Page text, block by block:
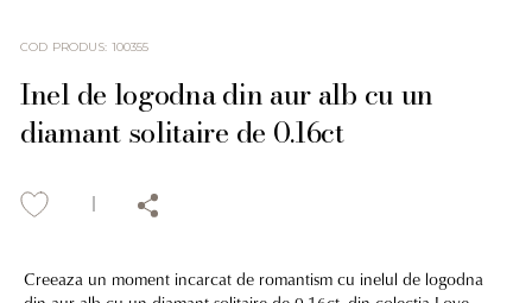
COD PRODUS: 100355
Inel de logodna din aur alb cu un
diamant solitaire de 0.16ct
Creeaza un moment incarcat de romantism cu inelul de logodna